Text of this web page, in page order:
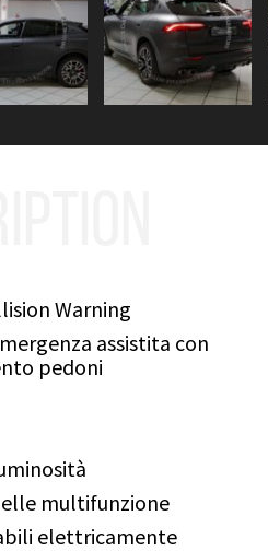
Warning
assistita con
pedoni
multifunzione
elettricamente